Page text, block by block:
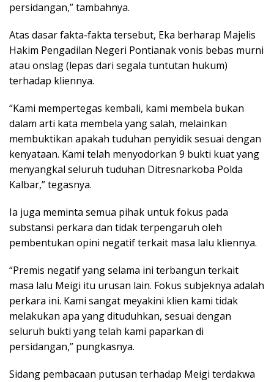
persidangan,” tambahnya.
Atas dasar fakta-fakta tersebut, Eka berharap Majelis
Hakim Pengadilan Negeri Pontianak vonis bebas murni
atau onslag (lepas dari segala tuntutan hukum)
terhadap kliennya.
“Kami mempertegas kembali, kami membela bukan
dalam arti kata membela yang salah, melainkan
membuktikan apakah tuduhan penyidik sesuai dengan
kenyataan. Kami telah menyodorkan 9 bukti kuat yang
menyangkal seluruh tuduhan Ditresnarkoba Polda
Kalbar,” tegasnya.
Ia juga meminta semua pihak untuk fokus pada
substansi perkara dan tidak terpengaruh oleh
pembentukan opini negatif terkait masa lalu kliennya.
“Premis negatif yang selama ini terbangun terkait
masa lalu Meigi itu urusan lain. Fokus subjeknya adalah
perkara ini. Kami sangat meyakini klien kami tidak
melakukan apa yang dituduhkan, sesuai dengan
seluruh bukti yang telah kami paparkan di
persidangan,” pungkasnya.
Sidang pembacaan putusan terhadap Meigi terdakwa